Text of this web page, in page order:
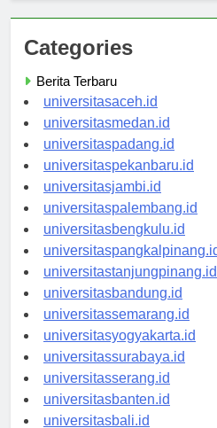
Categories
Berita Terbaru
universitasaceh.id
universitasmedan.id
universitaspadang.id
universitaspekanbaru.id
universitasjambi.id
universitaspalembang.id
universitasbengkulu.id
universitaspangkalpinang.id
universitastanjungpinang.id
universitasbandung.id
universitassemarang.id
universitasyogyakarta.id
universitassurabaya.id
universitasserang.id
universitasbanten.id